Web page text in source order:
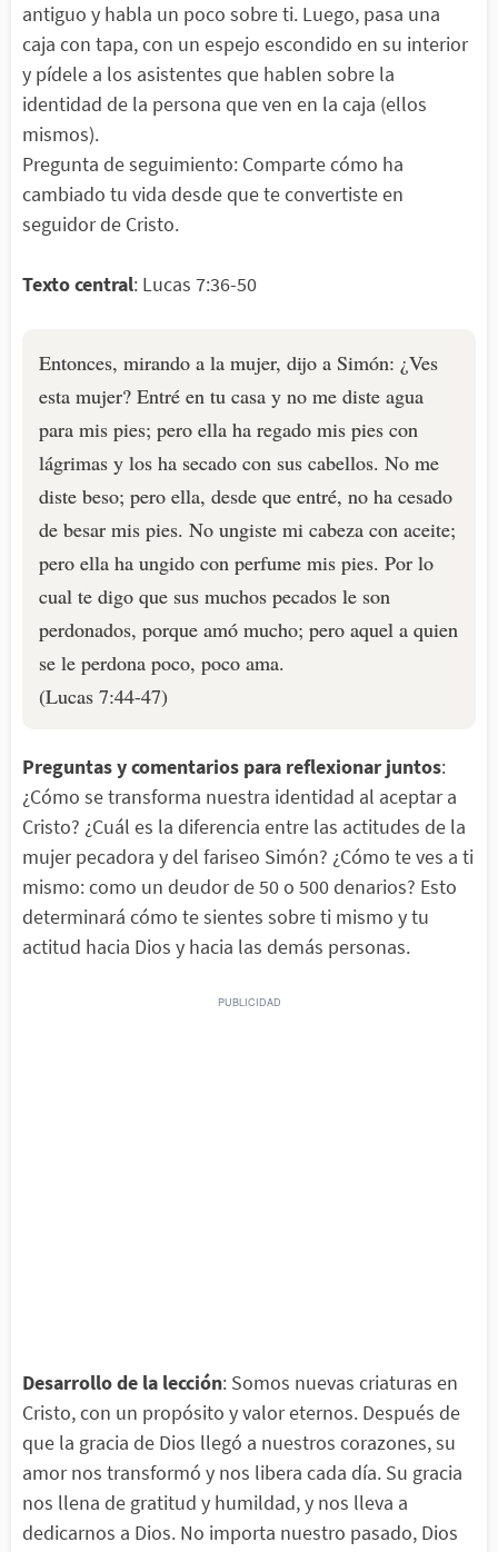
antiguo y habla un poco sobre ti. Luego, pasa una
caja con tapa, con un espejo escondido en su interior
y pídele a los asistentes que hablen sobre la
identidad de la persona que ven en la caja (ellos
mismos).
Pregunta de seguimiento: Comparte cómo ha
cambiado tu vida desde que te convertiste en
seguidor de Cristo.
Texto central: Lucas 7:36-50
Entonces, mirando a la mujer, dijo a Simón: ¿Ves
esta mujer? Entré en tu casa y no me diste agua
para mis pies; pero ella ha regado mis pies con
lágrimas y los ha secado con sus cabellos. No me
diste beso; pero ella, desde que entré, no ha cesado
de besar mis pies. No ungiste mi cabeza con aceite;
pero ella ha ungido con perfume mis pies. Por lo
cual te digo que sus muchos pecados le son
perdonados, porque amó mucho; pero aquel a quien
se le perdona poco, poco ama.
(Lucas 7:44-47)
Preguntas y comentarios para reflexionar juntos:
¿Cómo se transforma nuestra identidad al aceptar a
Cristo? ¿Cuál es la diferencia entre las actitudes de la
mujer pecadora y del fariseo Simón? ¿Cómo te ves a ti
mismo: como un deudor de 50 o 500 denarios? Esto
determinará cómo te sientes sobre ti mismo y tu
actitud hacia Dios y hacia las demás personas.
Desarrollo de la lección: Somos nuevas criaturas en
Cristo, con un propósito y valor eternos. Después de
que la gracia de Dios llegó a nuestros corazones, su
amor nos transformó y nos libera cada día. Su gracia
nos llena de gratitud y humildad, y nos lleva a
dedicarnos a Dios. No importa nuestro pasado, Dios